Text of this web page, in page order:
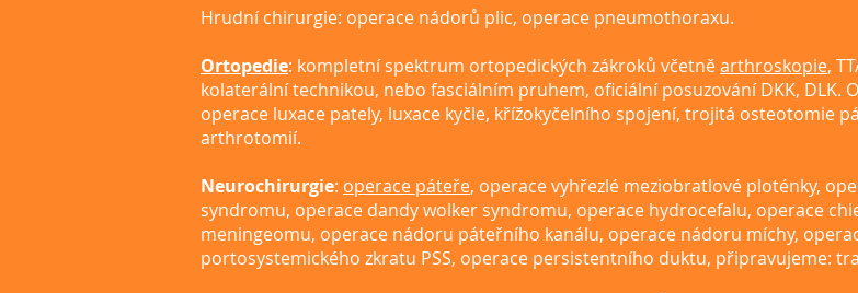
Hrudní chirurgie: operace nádorů plic, operace pneumothoraxu.
Ortopedie: kompletní spektrum ortopedických zákroků včetněarthroskopie,
kolaterální technikou, nebo fasciálním pruhem, oficiální posuzování DKK, DLK.
operace luxace pately, luxace kyčle, křížokyčelního spojení, trojitá osteotomie
arthrotomií.
Neurochirurgie: operace páteře, operace vyhřezlé meziobratlové ploténky,
syndromu, operace dandy wolker syndromu, operace hydrocefalu, operace
meningeomu, operace nádoru páteřního kanálu, operace nádoru míchy,
portosystemického zkratu PSS, operace persistentního duktu, připravujeme: